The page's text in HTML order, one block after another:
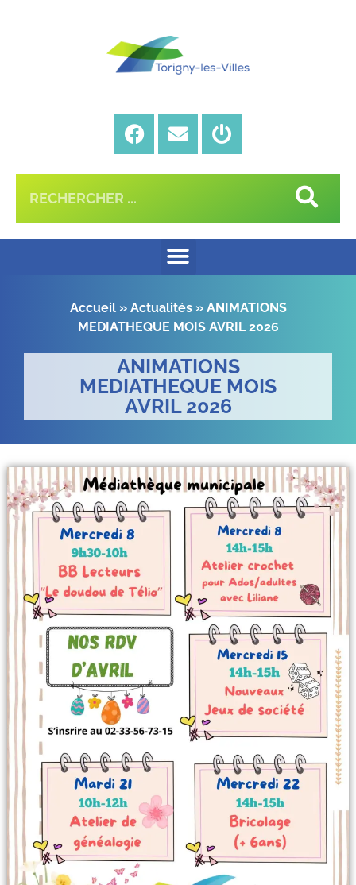
Accueil» Actualités» ANIMATIONS
MEDIATHEQUE MOIS AVRIL 2026
ANIMATIONS
MEDIATHEQUE MOIS
AVRIL 2026